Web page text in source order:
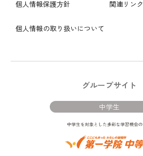
個人情報保護方針
個人情報の取り扱いについて
関連リンク
グループサイト
中学生